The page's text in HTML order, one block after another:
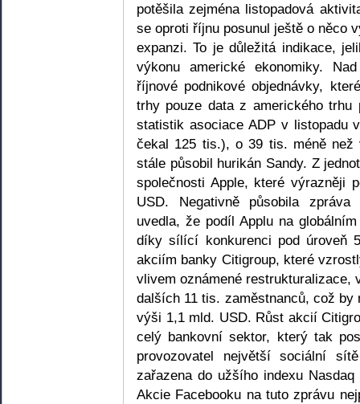
potěšila zejména listopadová
se oproti říjnu posunul ještě o něco
expanzi. To je důležitá indikace,
výkonu americké ekonomiky.
říjnové podnikové objednávky,
trhy pouze data z amerického
statistik asociace ADP v listopadu
čekal 125 tis.), o 39 tis. méně
stále působil hurikán Sandy. Z
společnosti Apple, které výrazněji
USD. Negativně působila
uvedla, že podíl Applu na
díky sílící konkurenci pod úroveň
akciím banky Citigroup, které
vlivem oznámené restrukturalizace,
dalších 11 tis. zaměstnanců, což
výši 1,1 mld. USD. Růst akcií
celý bankovní sektor, který tak
provozovatel největší sociální
zařazena do užšího indexu
Akcie Facebooku na tuto zprávu